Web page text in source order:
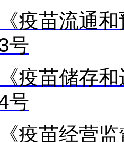
《疫苗流通
号
《疫苗储存
号
《疫苗经营